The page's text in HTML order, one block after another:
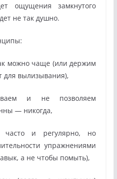
ощущения замкнутого
не так душно.
можно чаще (или держим
для вылизывания),
и не позволяем
— никогда,
часто и регулярно, но
упражнениями
а не чтобы помыть),